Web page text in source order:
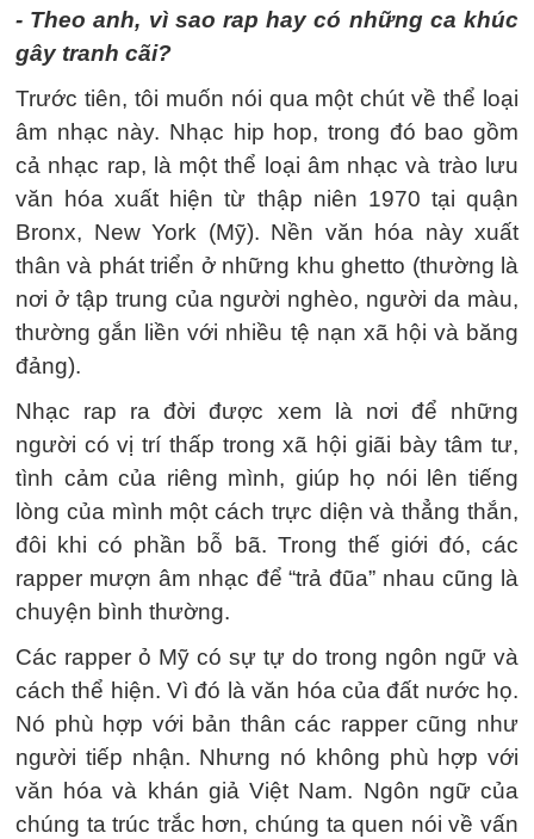
- Theo anh, vì sao rap hay có những ca khúc
gây tranh cãi?
Trước tiên, tôi muốn nói qua một chút về thể loại
âm nhạc này. Nhạc hip hop, trong đó bao gồm
cả nhạc rap, là một thể loại âm nhạc và trào lưu
văn hóa xuất hiện từ thập niên 1970 tại quận
Bronx, New York (Mỹ). Nền văn hóa này xuất
thân và phát triển ở những khu ghetto (thường là
nơi ở tập trung của người nghèo, người da màu,
thường gắn liền với nhiều tệ nạn xã hội và băng
đảng).
Nhạc rap ra đời được xem là nơi để những
người có vị trí thấp trong xã hội giãi bày tâm tư,
tình cảm của riêng mình, giúp họ nói lên tiếng
lòng của mình một cách trực diện và thẳng thắn,
đôi khi có phần bỗ bã. Trong thế giới đó, các
rapper mượn âm nhạc để “trả đũa” nhau cũng là
chuyện bình thường.
Các rapper ỏ Mỹ có sự tự do trong ngôn ngữ và
cách thể hiện. Vì đó là văn hóa của đất nước họ.
Nó phù hợp với bản thân các rapper cũng như
người tiếp nhận. Nhưng nó không phù hợp với
văn hóa và khán giả Việt Nam. Ngôn ngữ của
chúng ta trúc trắc hơn, chúng ta quen nói về vấn